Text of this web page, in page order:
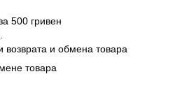
500 гривен
возврата и обмена товара
товара